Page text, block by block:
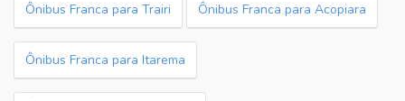
Ônibus Franca para Trairi Ônibus Franca para Acopiara
Ônibus Franca para Itarema